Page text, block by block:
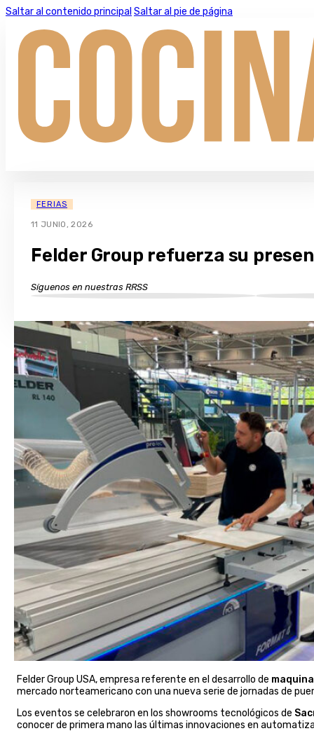
Saltar al contenido principal Saltar al pie de página
FERIAS
11 JUNIO, 2026
Felder Group refuerza su
Síguenos en nuestras RRSS
Felder Group USA, empresa referente en el desarrollo de
mercado norteamericano con una nueva serie de jornadas de
Los eventos se celebraron en los showrooms tecnológicos de
conocer de primera mano las últimas innovaciones en